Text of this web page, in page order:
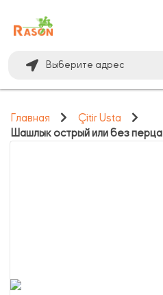
Выберите адрес
Главная
Çitir Usta
Шашлык острый или без перца